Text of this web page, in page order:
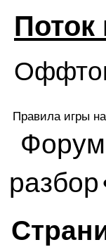
Правила игры
разбор